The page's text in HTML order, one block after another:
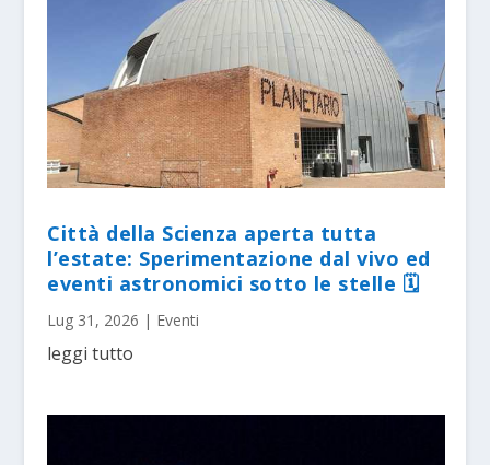
Città della Scienza aperta tutta
l’estate: Sperimentazione dal vivo ed
eventi astronomici sotto le stelle 🗓
Lug 31, 2026 | Eventi
leggi tutto